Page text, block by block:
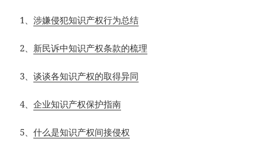
1 、涉嫌侵犯知识产权行为总结
2 新民诉中知识产权条款的梳理
3 、谈谈各知识产权的取得异同
4、企业知识产权保护指南
5 、什么是知识产权间接侵权